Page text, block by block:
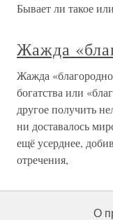
Бывает ли такое
Жажда
Жажда
богатства или
другое получить
ни доставалось
ещё усерднее,
отречения,
О